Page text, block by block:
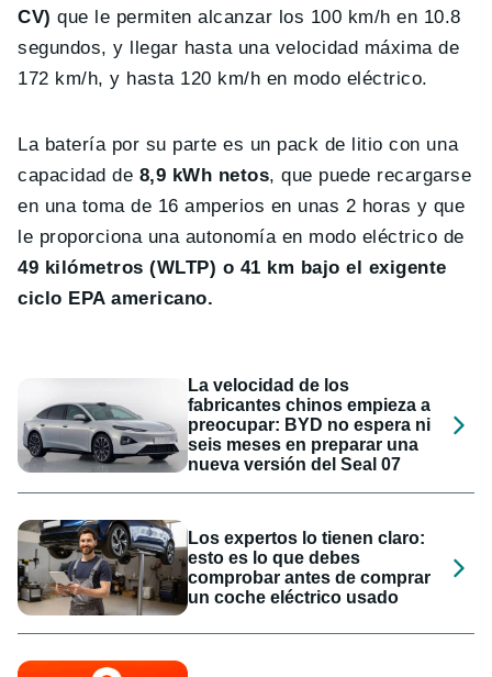
CV) que le permiten alcanzar los 100 km/h en 10.8
segundos, y llegar hasta una velocidad máxima de
172 km/h, y hasta 120 km/h en modo eléctrico.
La batería por su parte es un pack de litio con una
capacidad de 8,9 kWh netos, que puede recargarse
en una toma de 16 amperios en unas 2 horas y que
le proporciona una autonomía en modo eléctrico de
49 kilómetros (WLTP) o 41 km bajo el exigente
ciclo EPA americano.
La velocidad de los
fabricantes chinos empieza a
preocupar: BYD no espera ni
seis meses en preparar una
nueva versión del Seal 07
Los expertos lo tienen claro:
esto es lo que debes
comprobar antes de comprar
un coche eléctrico usado